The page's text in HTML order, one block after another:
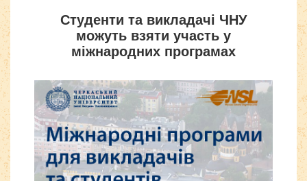
Студенти та викладачі ЧНУ
можуть взяти участь у
міжнародних програмах